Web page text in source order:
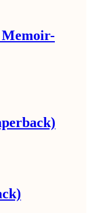
Memoir-